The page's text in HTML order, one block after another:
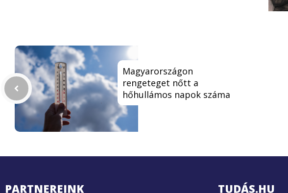
Magyarországon
rengeteget nőtt a
hőhullámos napok száma
PARTNEREINK TUDÁS.HU